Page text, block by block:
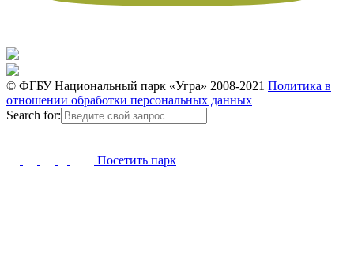
© ФГБУ Национальный парк «Угра» 2008-2021 Политика в
отношении обработки персональных данных
Search for:
Посетить парк